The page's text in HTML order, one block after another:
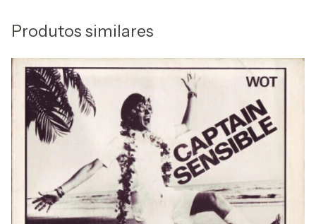
Produtos similares